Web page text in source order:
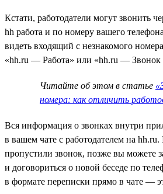
Кстати, работодатели могут звонить
hh работа и по номеру вашего
видеть входящий с незнакомого
«hh.ru — Работа» или «hh.ru — Звонок
Читайте об этом в статье
номера: как отличить
Вся информация о звонках внутри
в вашем чате с работодателем на
пропустили звонок, позже вы можете
и договориться о новой беседе по
в формате переписки прямо в чате —